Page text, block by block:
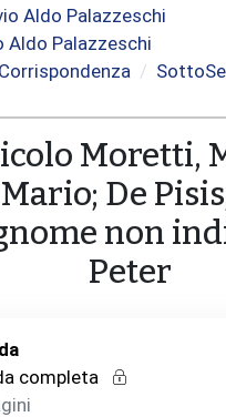
Aldo Palazzeschi
Aldo Palazzeschi
Moretti,
De
non
Peter
completa